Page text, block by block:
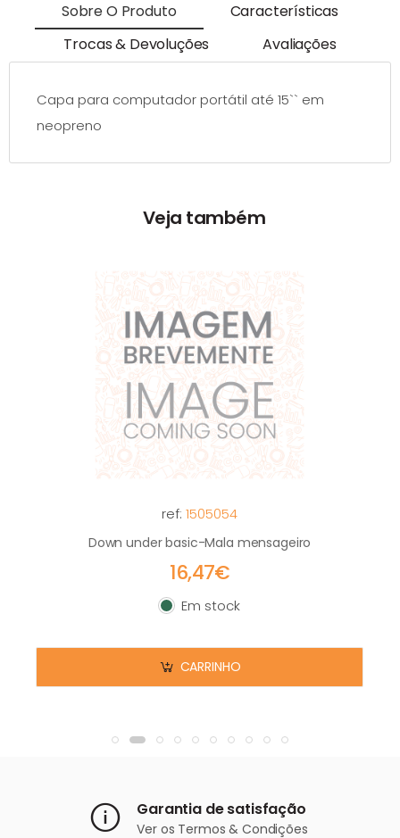
Sobre O Produto
Características
Trocas & Devoluções
Avaliações
Capa para computador portátil até 15`` em
neopreno
Veja também
ref:1505054
Down under basic-Mala mensageiro
16,47€
Em stock
Em stock
CARRINHO
Garantia de satisfação
Ver os Termos & Condições